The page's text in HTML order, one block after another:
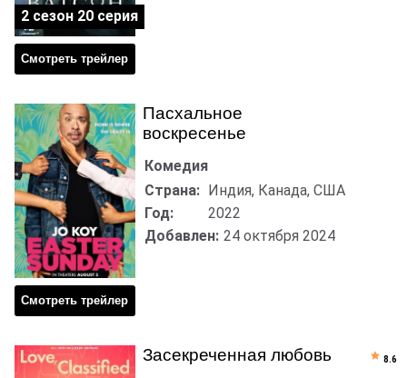
Смотреть трейлер
2 сезон 20 серия
Пасхальное
воскресенье
Смотреть трейлер
Комедия
Страна: Индия, Канада, США
Год:
2022
Добавлен: 24 октября 2024
Засекреченная любовь 8.6